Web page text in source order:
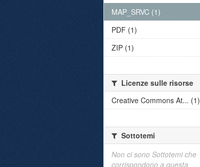
MAP_SRVC (1)
PDF (1)
ZIP (1)
Licenze sulle risorse
Creative Commons At... (1)
Sottotemi
Non ci sono Sottotemi che
corrispondono a questa